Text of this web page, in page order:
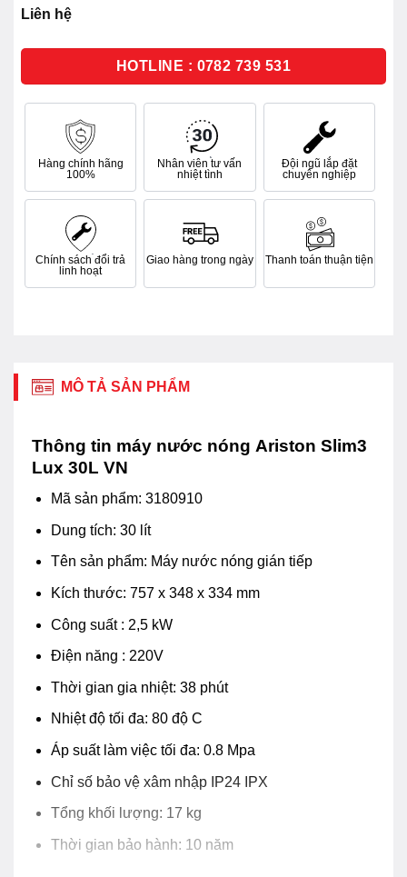
xếp
hạng
sao
Liên hệ
HOTLINE : 0782 739 531
Hàng chính hãng
100%
Nhân viên tư vấn
nhiệt tình
Đội ngũ lắp đặt
chuyên nghiệp
Chính sách đổi trả
linh hoạt
Giao hàng trong ngày Thanh toán thuận tiện
MÔ TẢ SẢN PHẨM
Thông tin máy nước nóng Ariston Slim3
Lux 30L VN
Mã sản phẩm: 3180910
Dung tích: 30 lít
Tên sản phẩm: Máy nước nóng gián tiếp
Kích thước: 757 x 348 x 334 mm
Công suất : 2,5 kW
Điện năng : 220V
Thời gian gia nhiệt: 38 phút
Nhiệt độ tối đa: 80 độ C
Áp suất làm việc tối đa: 0.8 Mpa
Chỉ số bảo vệ xâm nhập IP24 IPX
Tổng khối lượng: 17 kg
Thời gian bảo hành: 10 năm